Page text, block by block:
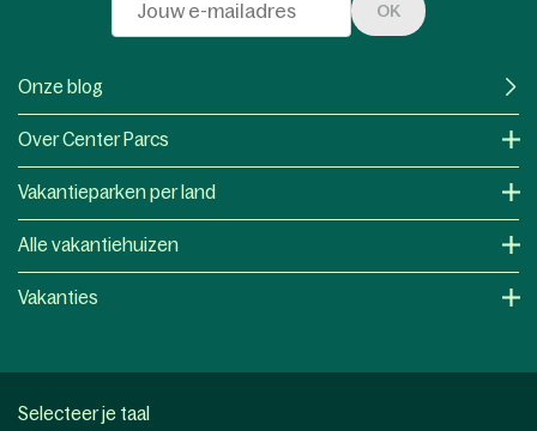
OK
Onze blog
Over Center Parcs
Vakantieparken per land
Alle vakantiehuizen
Vakanties
Selecteer je taal